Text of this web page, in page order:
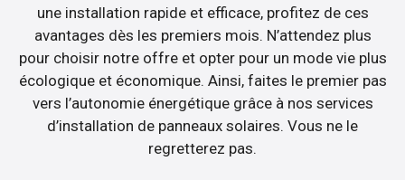
une installation rapide et efficace, profitez de ces
avantages dès les premiers mois. N’attendez plus
pour choisir notre offre et opter pour un mode vie plus
écologique et économique. Ainsi, faites le premier pas
vers l’autonomie énergétique grâce à nos services
d’installation de panneaux solaires. Vous ne le
regretterez pas.